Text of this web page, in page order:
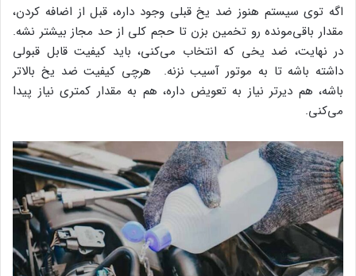
اگه توی سیستم هنوز ضد یخ قبلی وجود داره، قبل از اضافه کردن،
مقدار باقی‌مونده رو تخمین بزن تا حجم کلی از حد مجاز بیشتر نشه.
در نهایت، ضد یخی که انتخاب می‌کنی، باید کیفیت قابل قبولی
داشته باشه تا به موتور آسیب نزنه. هرچی کیفیت ضد یخ بالاتر
باشه، هم دیرتر نیاز به تعویض داره، هم به مقدار کمتری نیاز پیدا
می‌کنی.